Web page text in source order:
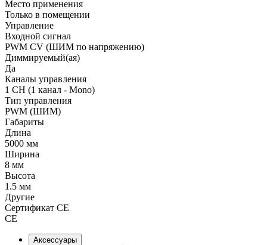
Место применения
Только в помещении
Управление
Входной сигнал
PWM СV (ШИМ по напряжению)
Диммируемый(ая)
Да
Каналы управления
1 CH (1 канал - Mono)
Тип управления
PWM (ШИМ)
Габариты
Длина
5000 мм
Ширина
8 мм
Высота
1.5 мм
Другие
Сертификат CE
CE
Аксессуары